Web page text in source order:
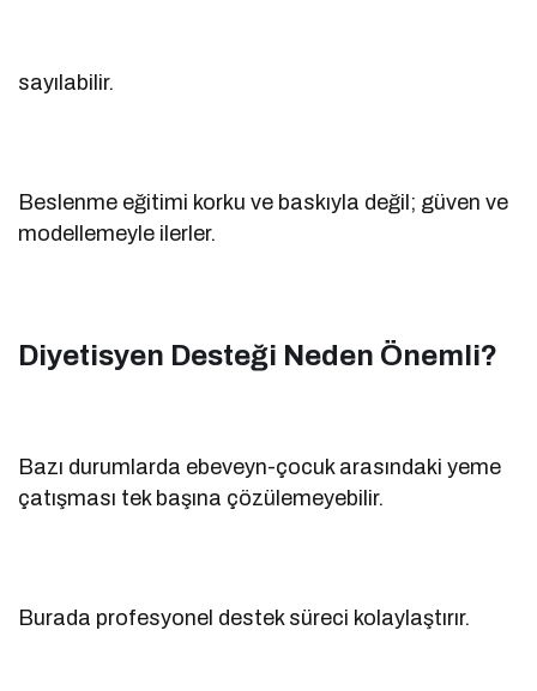
sayılabilir.
Beslenme eğitimi korku ve baskıyla değil; güven ve
modellemeyle ilerler.
Diyetisyen Desteği Neden Önemli?
Bazı durumlarda ebeveyn-çocuk arasındaki yeme
çatışması tek başına çözülemeyebilir.
Burada profesyonel destek süreci kolaylaştırır.